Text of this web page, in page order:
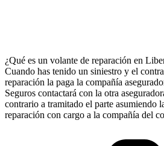
¿Qué es un volante de reparación en
Cuando has tenido un siniestro y el
reparación la paga la compañía
Seguros contactará con la otra
contrario a tramitado el parte asumiendo
reparación con cargo a la compañía del